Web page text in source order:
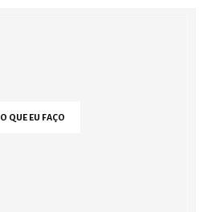
O QUE EU FAÇO